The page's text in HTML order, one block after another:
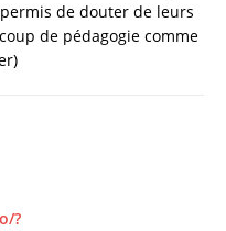
de douter de leurs
de pédagogie comme
?